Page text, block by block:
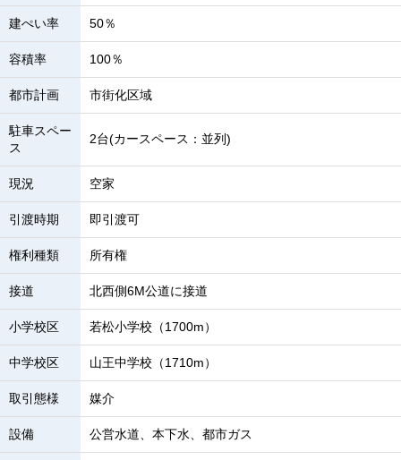
建ぺい率 50％
容積率 100％
都市計画 市街化区域
駐車スペー
ス
2台(カースペース：並列)
現況 空家
引渡時期 即引渡可
権利種類 所有権
接道 北西側6M公道に接道
小学校区 若松小学校（1700m）
中学校区 山王中学校（1710m）
取引態様 媒介
設備 公営水道、本下水、都市ガス